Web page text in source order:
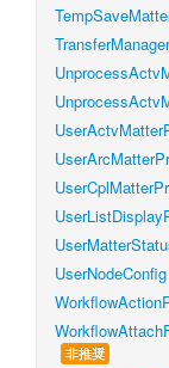
TransferManager
UserNodeConfig
非推奨